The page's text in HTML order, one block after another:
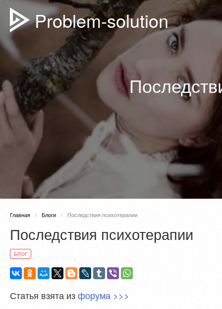
Problem-solution
Главная Блоги Последствия психотерапии
Последствия психотерапии
БЛОГ
Статья взята изфорума >>>